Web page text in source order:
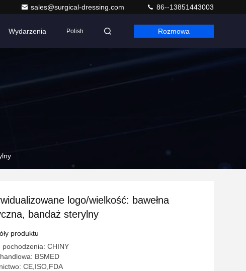
sales@surgical-dressing.com 86--13851443003
Wydarzenia Polish Rozmowa
logo/wielkość: bawełna
bandaż sterylny
produktu
pochodzenia: CHINY
BSMED
CE,ISO,FDA